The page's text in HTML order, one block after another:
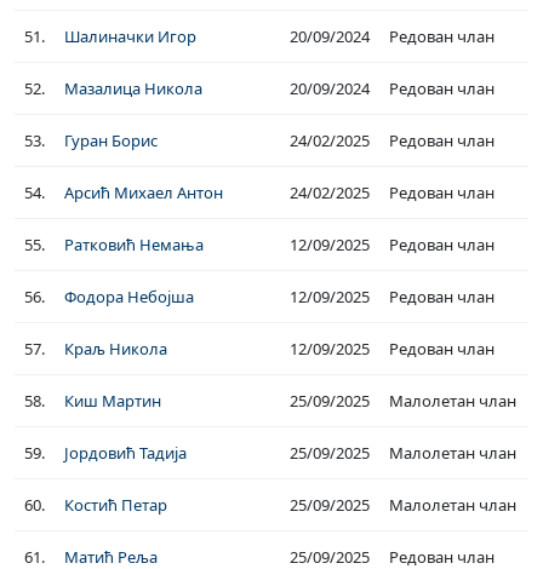
51. Шалиначки Игор 20/09/2024 Редован члан
52. Мазалица Никола 20/09/2024 Редован члан
53. Гуран Борис 24/02/2025 Редован члан
54. Арсић Михаел Антон 24/02/2025 Редован члан
55. Ратковић Немања 12/09/2025 Редован члан
56. Фодора Небојша 12/09/2025 Редован члан
57. Краљ Никола 12/09/2025 Редован члан
58. Киш Мартин 25/09/2025 Малолетан члан
59. Јордовић Тадија 25/09/2025 Малолетан члан
60. Костић Петар 25/09/2025 Малолетан члан
61. Матић Реља 25/09/2025 Редован члан